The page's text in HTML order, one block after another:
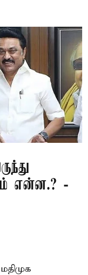
என்ன.? -